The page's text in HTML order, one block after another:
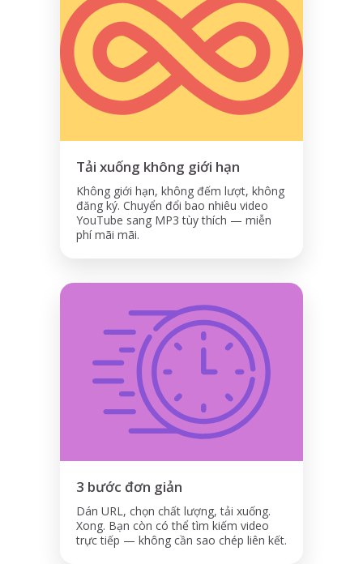
Tải xuống không giới hạn
Không giới hạn, không đếm lượt, không
đăng ký. Chuyển đổi bao nhiêu video
YouTube sang MP3 tùy thích — miễn
phí mãi mãi.
3 bước đơn giản
Dán URL, chọn chất lượng, tải xuống.
Xong. Bạn còn có thể tìm kiếm video
trực tiếp — không cần sao chép liên kết.